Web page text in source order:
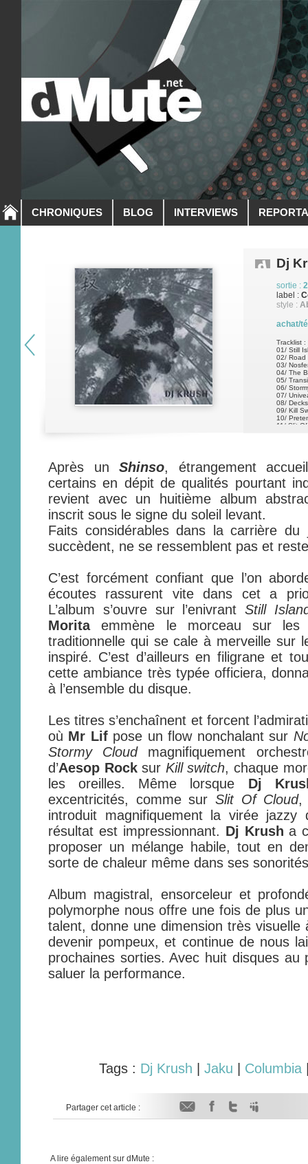
CHRONIQUES BLOG INTERVIEWS
Dj
sortie :
label :
style :
achat/
Tracklist :
01/ Still
02/ Road
03/
04/ The
05/
06/
07/
08/
09/ Kill
10/
11/ Slit
Après un Shinso, étrangement
certains en dépit de qualités pourtant
revient avec un huitième album
inscrit sous le signe du soleil levant.
Faits considérables dans la carrière
succèdent, ne se ressemblent pas et
C’est forcément confiant que l’on
écoutes rassurent vite dans cet a
L’album s’ouvre sur l’enivrantStill
Moritaemmène le morceau sur les
traditionnelle qui se cale à merveille sur
inspiré. C’est d’ailleurs en filigrane et
cette ambiance très typée officiera,
à l’ensemble du disque.
Les titres s’enchaînent et forcent
où Mr Lifpose un flow nonchalant sur
Stormy Cloudmagnifiquement
d’Aesop Rocksur Kill switch, chaque
les oreilles. Même lorsque Dj
excentricités, comme sur Slit Of Cloud,
introduit magnifiquement la virée jazzy
résultat est impressionnant. Dj Krush a
proposer un mélange habile, tout en
sorte de chaleur même dans ses
Album magistral, ensorceleur et
polymorphe nous offre une fois de plus
talent, donne une dimension très visuelle
devenir pompeux, et continue de nous
prochaines sorties. Avec huit disques
saluer la performance.
Tags : Dj Krush Jaku Columbia
Partager cet article :
A lire également sur dMute :